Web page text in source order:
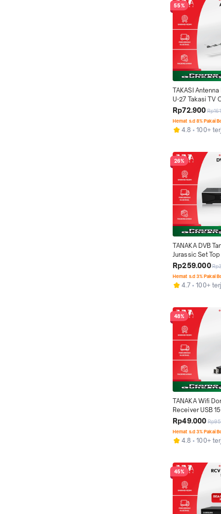
55%
TAKASI
U-27 Takasi TV
Tinggi Tahan Air
Rp72.900
Hemat s.d 8% Pakai
4.8 100+
26%
TANAKA DVB
Jurassic Set
T2 STB Siaran
Garansi Resmi
Rp259.000
Hemat s.d 3% Pakai
4.7 100+
48%
TANAKA Wifi
Receiver USB
Wireless
PC Set Top
Rp49.000
Hemat s.d 3% Pakai
4.8 100+
45%